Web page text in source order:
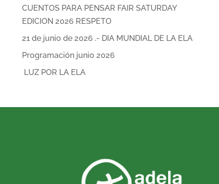
CUENTOS PARA PENSAR FAIR SATURDAY
EDICION 2026 RESPETO
21 de junio de 2026 .- DIA MUNDIAL DE LA ELA
Programación junio 2026
LUZ POR LA ELA